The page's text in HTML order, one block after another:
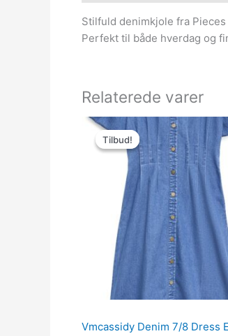
Stilfuld denimkjole fra
Perfekt til både hverdag og
Relaterede varer
Tilbud!
Tilbud!
Vmcassidy Denim 7/8 Dress
Den
oprindelige
pris
var:
499.95kr..
Den
aktuelle
pris
er:
149.99kr..